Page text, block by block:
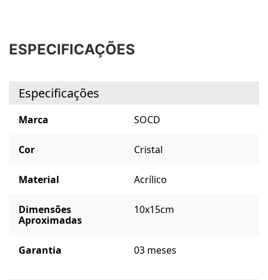
ESPECIFICAÇÕES
Especificações
Marca SOCD
Cor Cristal
Material Acrílico
Dimensões
Aproximadas
10x15cm
Garantia 03 meses